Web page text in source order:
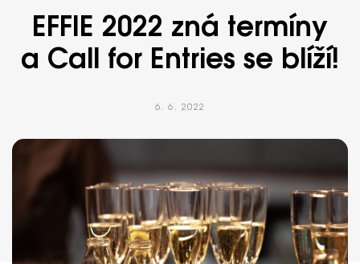
EFFIE 2022 zná termíny
a Call for Entries se blíží!
6. 6. 2022